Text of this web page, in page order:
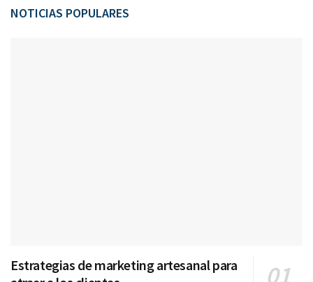
NOTICIAS POPULARES
Estrategias de marketing artesanal para